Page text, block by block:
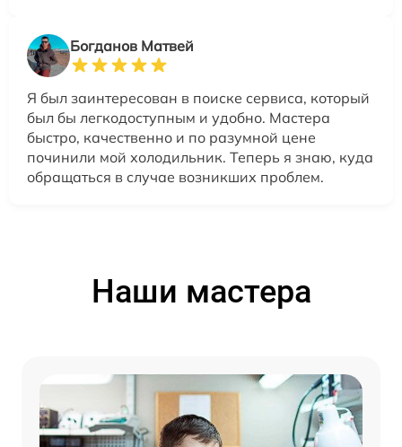
Богданов Матвей
Я был заинтересован в поиске сервиса, который
был бы легкодоступным и удобно. Мастера
быстро, качественно и по разумной цене
починили мой холодильник. Теперь я знаю, куда
обращаться в случае возникших проблем.
Наши мастера